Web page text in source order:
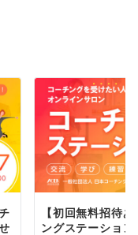
【初回無料招待
ングステーショ